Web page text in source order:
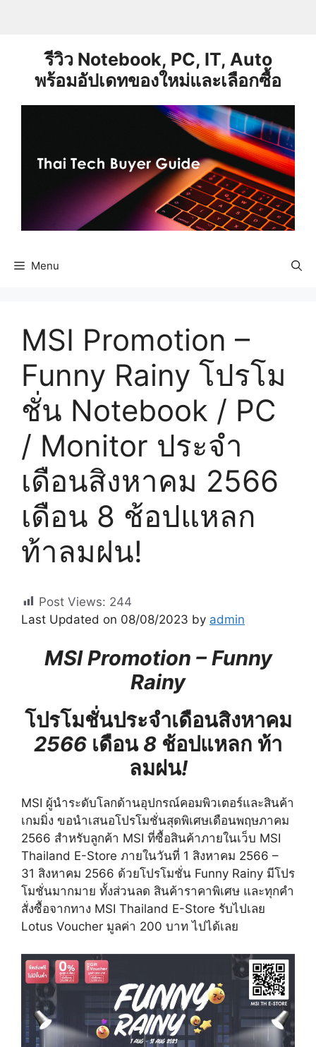
รีวิว Notebook, PC, IT, Auto
พร้อมอัปเดทของใหม่และเลือกซื้อ
Menu
MSI Promotion –
Funny Rainy โปรโม
ชั่น Notebook / PC
/ Monitor ประจำ
เดือนสิงหาคม 2566
เดือน 8 ช้อปแหลก
ท้าลมฝน!
Post Views: 244
Last Updated on 08/08/2023 by admin
MSI Promotion – Funny
Rainy
โปรโมชั่นประจำเดือนสิงหาคม
2566 เดือน8 ช้อปแหลก ท้า
ลมฝน!
MSI ผู้นำระดับโลกด้านอุปกรณ์คอมพิวเตอร์และสินค้า
เกมมิ่ง ขอนำเสนอโปรโมชั่นสุดพิเศษเดือนพฤษภาคม
2566 สำหรับลูกค้า MSI ที่ซื้อสินค้าภายในเว็บ MSI
Thailand E-Store ภายในวันที่ 1 สิงหาคม 2566 –
31 สิงหาคม 2566 ด้วยโปรโมชั่น Funny Rainy มีโปร
โมชั่นมากมาย ทั้งส่วนลด สินค้าราคาพิเศษ และทุกคำ
สั่งซื้อจากทาง MSI Thailand E-Store รับไปเลย
Lotus Voucher มูลค่า 200 บาท ไปได้เลย